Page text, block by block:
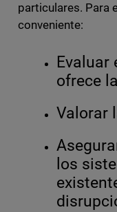
particulares. Para
conveniente:
Evaluar
ofrece
Valorar
los